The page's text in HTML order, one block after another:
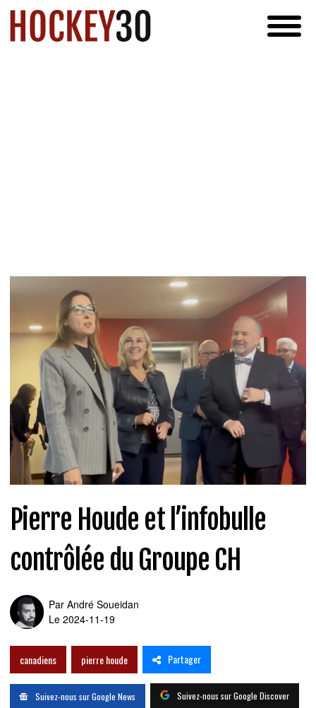
Pierre Houde et l’infobulle
contrôlée du Groupe CH
Par André Soueidan
Le 2024-11-19
canadiens pierre houde Partager
Suivez-nous sur Google News Suivez-nous sur Google Discover